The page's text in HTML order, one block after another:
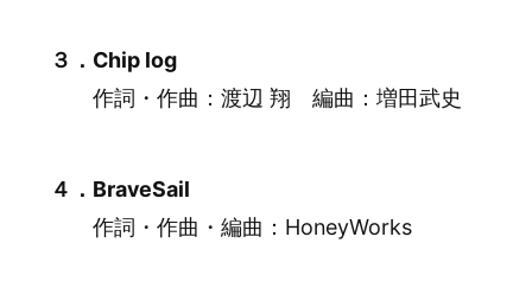
３．Chip log
作詞・作曲：渡辺 翔 編曲：増田武史
４．BraveSail
作詞・作曲・編曲：HoneyWorks